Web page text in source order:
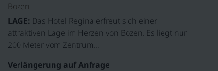
Bozen
LAGE:
attraktiven Lage im Herzen von Bozen. Es liegt nur
200 Meter vom Zentrum…
Verlängerung auf Anfrage